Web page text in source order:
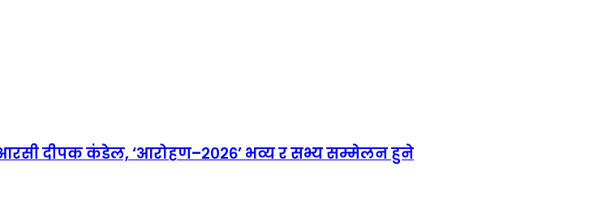
दीपक कंडेल, ‘आरोहण–२०२६’ भव्य र सभ्य सम्मेलन हुने